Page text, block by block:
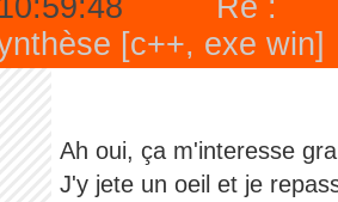
Re :
[c++, exe win]
Ah oui, ça m'interesse
J'y jete un oeil et je